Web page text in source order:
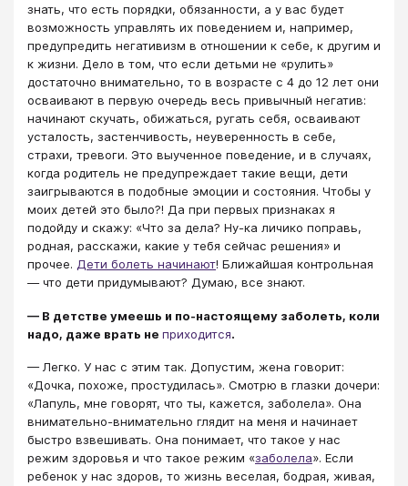
знать, что есть порядки, обязанности, а у вас будет
возможность управлять их поведением и, например,
предупредить негативизм в отношении к себе, к другим и
к жизни. Дело в том, что если детьми не «рулить»
достаточно внимательно, то в возрасте с 4 до 12 лет они
осваивают в первую очередь весь привычный негатив:
начинают скучать, обижаться, ругать себя, осваивают
усталость, застенчивость, неуверенность в себе,
страхи, тревоги. Это выученное поведение, и в случаях,
когда родитель не предупреждает такие вещи, дети
заигрываются в подобные эмоции и состояния. Чтобы у
моих детей это было?! Да при первых признаках я
подойду и скажу: «Что за дела? Ну-ка личико поправь,
родная, расскажи, какие у тебя сейчас решения» и
прочее. Дети болеть начинают! Ближайшая контрольная
— что дети придумывают? Думаю, все знают.
— В детстве умеешь и по-настоящему заболеть, коли
надо, даже врать не приходится.
— Легко. У нас с этим так. Допустим, жена говорит:
«Дочка, похоже, простудилась». Смотрю в глазки дочери:
«Лапуль, мне говорят, что ты, кажется, заболела». Она
внимательно-внимательно глядит на меня и начинает
быстро взвешивать. Она понимает, что такое у нас
режим здоровья и что такое режим «заболела». Если
ребенок у нас здоров, то жизнь веселая, бодрая, живая,